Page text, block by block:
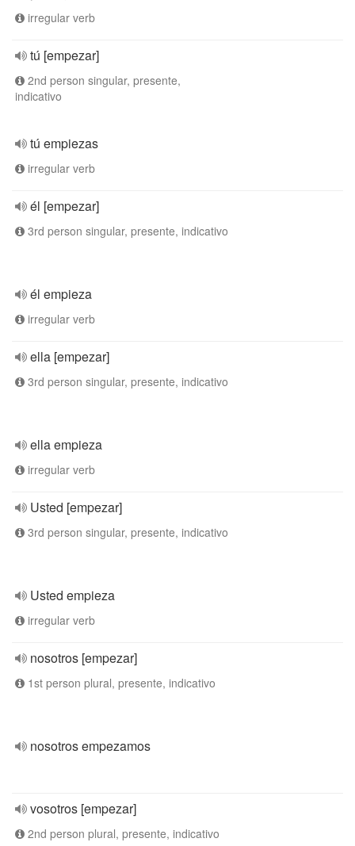
irregular verb
tú [empezar]
2nd person singular, presente,
indicativo
tú empiezas
irregular verb
él [empezar]
3rd person singular, presente, indicativo
él empieza
irregular verb
ella [empezar]
3rd person singular, presente, indicativo
ella empieza
irregular verb
Usted [empezar]
3rd person singular, presente, indicativo
Usted empieza
irregular verb
nosotros [empezar]
1st person plural, presente, indicativo
nosotros empezamos
vosotros [empezar]
2nd person plural, presente, indicativo